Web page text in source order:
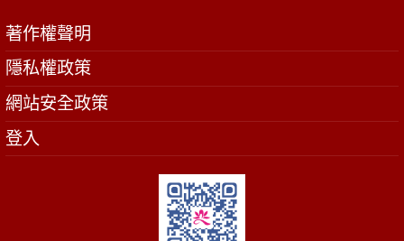
著作權聲明
隱私權政策
網站安全政策
登入